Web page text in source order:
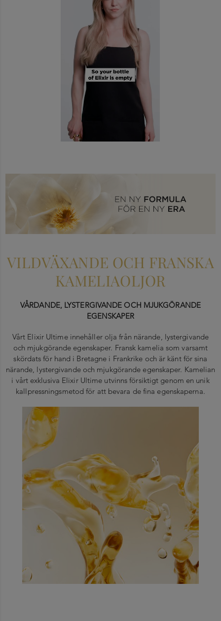
VILDVÄXANDE OCH FRANSKA
KAMELIAOLJOR
VÅRDANDE, LYSTERGIVANDE OCH MJUKGÖRANDE
EGENSKAPER
Vårt Elixir Ultime innehåller olja från närande, lystergivande
och mjukgörande egenskaper. Fransk kamelia som varsamt
skördats för hand i Bretagne i Frankrike och är känt för sina
närande, lystergivande och mjukgörande egenskaper. Kamelian
i vårt exklusiva Elixir Ultime utvinns försiktigt genom en unik
kallpressningsmetod för att bevara de fina egenskaperna.